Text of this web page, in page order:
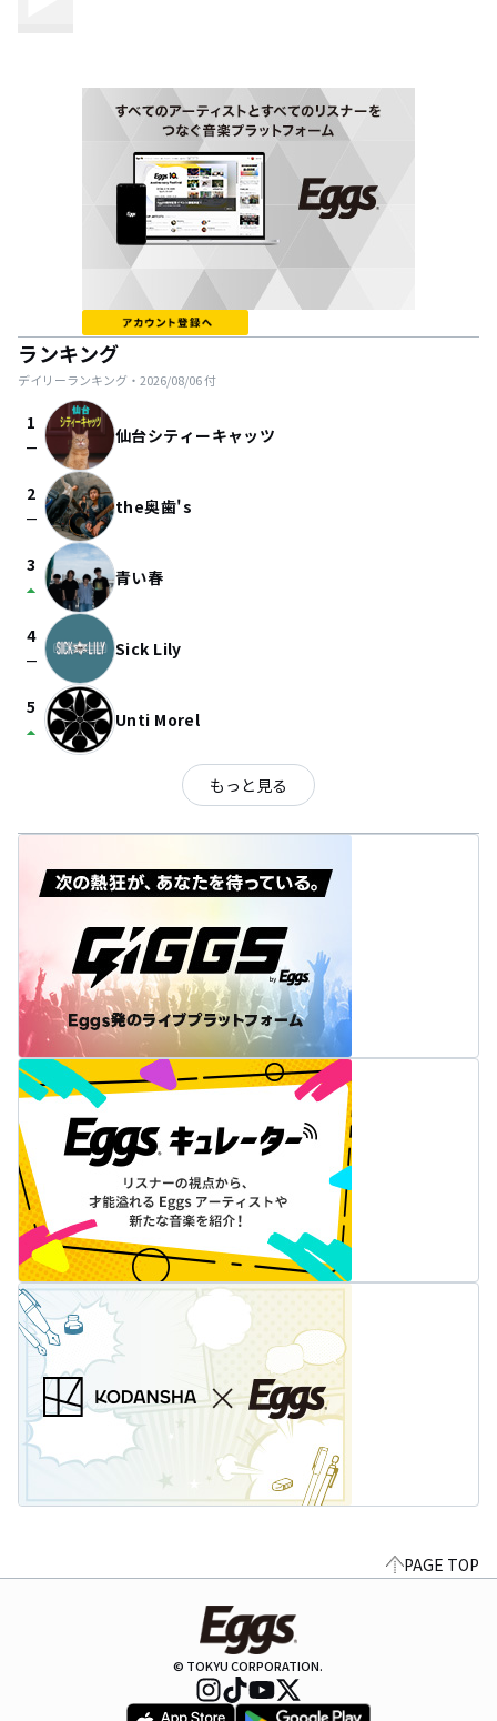
ランキング
デイリーランキング・ 2026/08/06付
1
check_indeterminate_small 仙台シティーキャッツ
2
check_indeterminate_small the奥歯's
3
arrow_drop_up 青い春
4
check_indeterminate_small Sick Lily
5
arrow_drop_up Unti Morel
もっと見る
PAGE TOP
© TOKYU CORPORATION.